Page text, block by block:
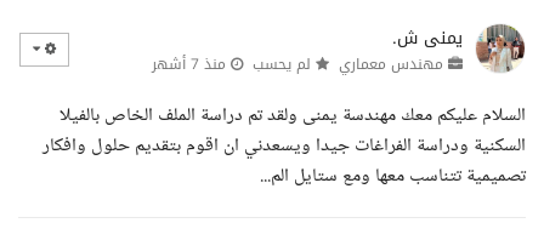
يمنى ش.
مهندس معماري لم يحسب منذ 7 أشهر
السلام عليكم معك مهندسة يمنى ولقد تم دراسة الملف الخاص بالفيلا
السكنية ودراسة الفراغات جيدا ويسعدني ان اقوم بتقديم حلول وافكار
تصميمية تتناسب معها ومع ستايل الم...